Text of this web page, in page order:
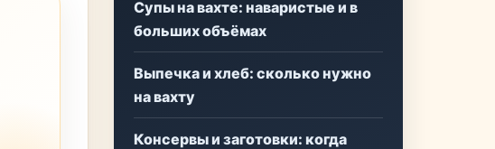
Супы на вахте: наваристые и в
больших объёмах
Выпечка и хлеб: сколько нужно
на вахту
Консервы и заготовки: когда